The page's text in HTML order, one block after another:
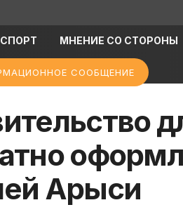
СПОРТ МНЕНИЕ СО СТОРОНЫ
СООБЩЕНИЕ
Арыси